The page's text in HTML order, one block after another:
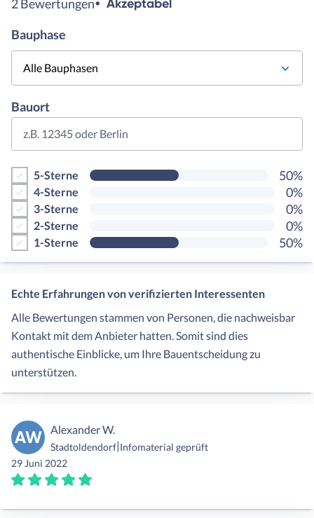
2 Bewertungen
Akzeptabel
Bauphase
Alle Bauphasen
Bauort
z.B. 12345 oder Berlin
5-Sterne 50%
4-Sterne 0%
3-Sterne 0%
2-Sterne 0%
1-Sterne 50%
Echte Erfahrungen von verifizierten Interessenten
Alle Bewertungen stammen von Personen, die nachweisbar
Kontakt mit dem Anbieter hatten. Somit sind dies
authentische Einblicke, um Ihre Bauentscheidung zu
unterstützen.
AW Alexander W.
Stadtoldendorf|Infomaterial geprüft
29 Juni 2022